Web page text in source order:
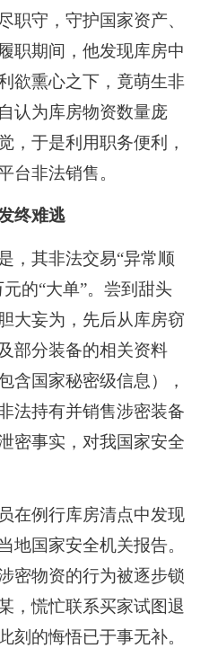
职守，守护国家资产、
职期间，他发现库房中
欲熏心之下，竟萌生非
认为库房物资数量庞
，于是利用职务便利，
台非法销售。
终难逃
其非法交易“异常顺
的“大单”。尝到甜头
大妄为，先后从库房窃
部分装备的相关资料
含国家秘密级信息），
法持有并销售涉密装备
密事实，对我国家安全
例行库房清点中发现
地国家安全机关报告。
密物资的行为被逐步锁
，慌忙联系买家试图退
刻的悔悟已于事无补。